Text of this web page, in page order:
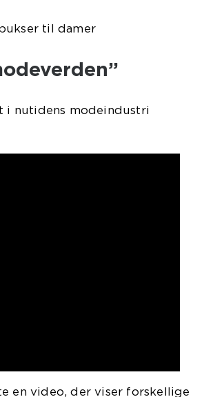
til damer
i nutidens modeindustri
en video, der viser forskellige